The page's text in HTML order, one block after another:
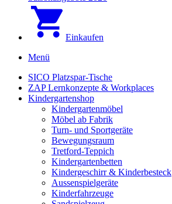
Einkaufen
Menü
SICO Platzspar-Tische
ZAP Lernkonzepte & Workplaces
Kindergartenshop
Kindergartenmöbel
Möbel ab Fabrik
Turn- und Sportgeräte
Bewegungsraum
Tretford-Teppich
Kindergartenbetten
Kindergeschirr & Kinderbesteck
Aussenspielgeräte
Kinderfahrzeuge